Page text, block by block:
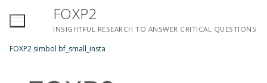
FOXP2
INSIGHTFUL RESEARCH TO ANSWER CRITICAL QUESTIONS
FOXP2 simbol bf_small_insta